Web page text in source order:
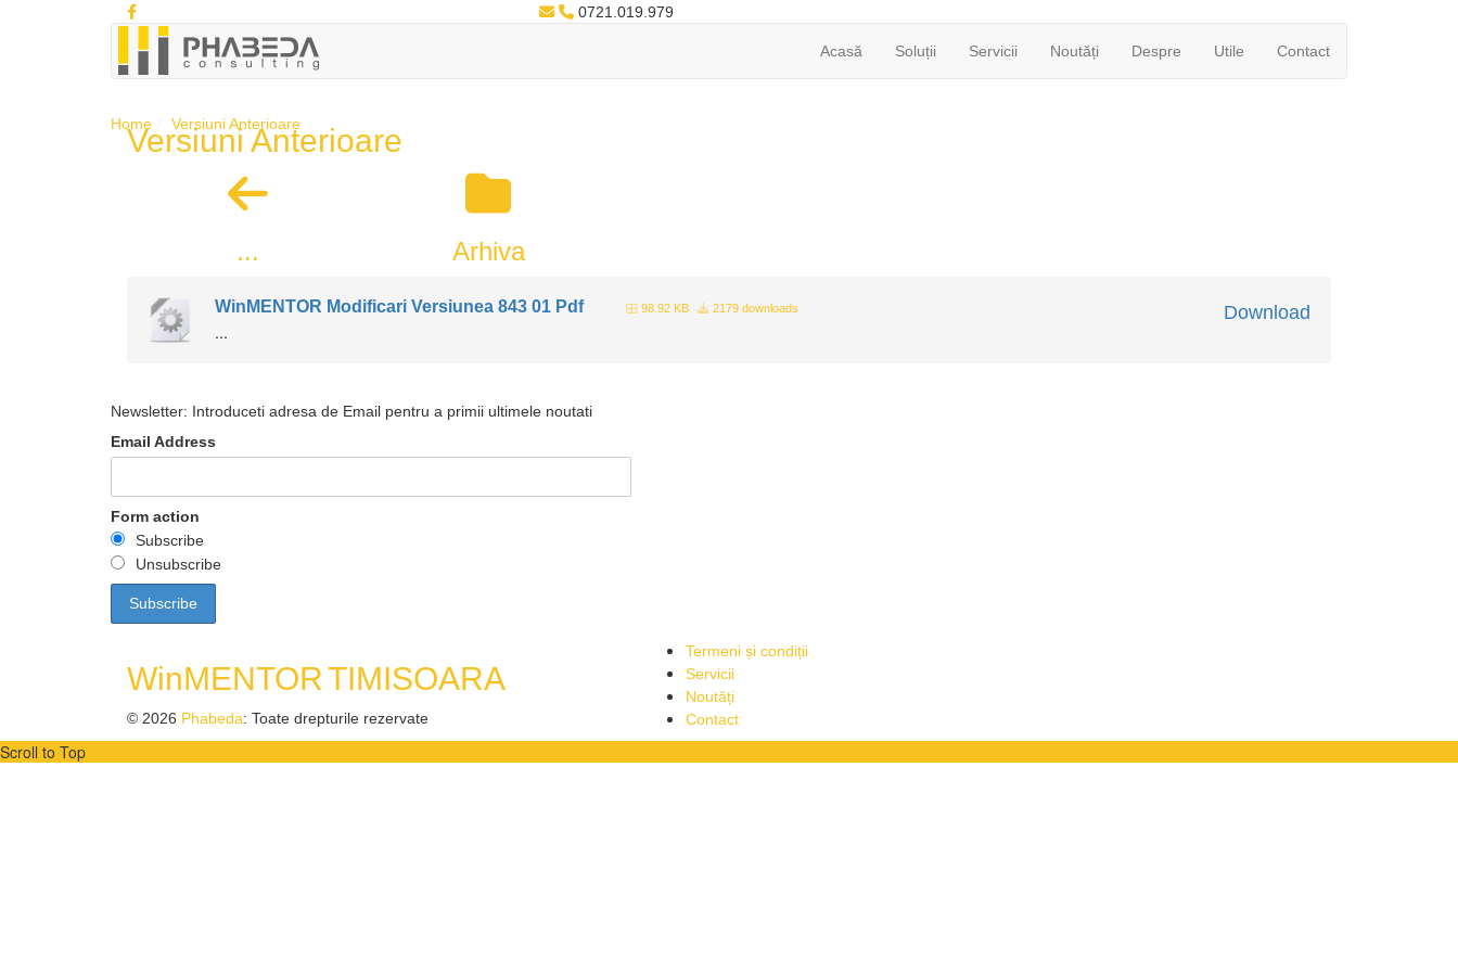
0721.019.979
Acasă Soluții Servicii Noutăți Despre Utile Contact
Versiuni Anterioare
Home Versiuni Anterioare
... Arhiva
Download
WinMENTOR Modificari Versiunea 843 01 Pdf 98.92 KB 2179 downloads
...
Newsletter: Introduceti adresa de Email pentru a primii ultimele noutati
Email Address
Form action
Subscribe
Unsubscribe
WinMENTORTIMISOARA
© 2026 Phabeda: Toate drepturile rezervate
Termeni și condiții
Servicii
Noutăți
Contact
Scroll to Top